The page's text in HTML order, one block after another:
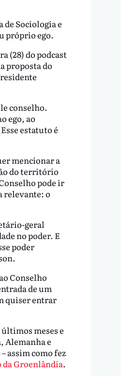
Sociologia e
próprio ego.
(28) do podcast
proposta do
conselho.
ego, ao
estatuto é
mencionar a
do território
pode ir
relevante: o
geral
no poder. E
poder
Conselho
de um
quiser entrar
meses e
Alemanha e
assim como fez
da Groenlândia.